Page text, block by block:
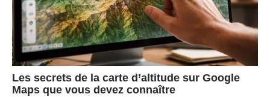
Les secrets de la carte d’altitude sur Google
Maps que vous devez connaître